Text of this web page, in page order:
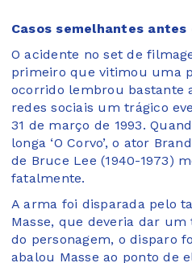
Casos semelhantes
O acidente no set de
primeiro que vitimou uma
ocorrido lembrou bastante
redes sociais um trágico
31 de março de 1993.
longa ‘O Corvo’, o ator
de Bruce Lee (1940-1973)
fatalmente.
A arma foi disparada pelo
Masse, que deveria dar
do personagem, o disparo
abalou Masse ao ponto de